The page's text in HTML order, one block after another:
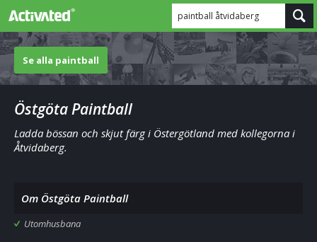
paintball åtvidaberg
Se alla paintball
Östgöta Paintball
Ladda bössan och skjut färg i Östergötland med kollegorna i
Åtvidaberg.
Om Östgöta Paintball
Utomhusbana